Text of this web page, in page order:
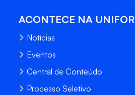
ACONTECE NA UNIFOR
Notícias
Eventos
Central de Conteúdo
Processo Seletivo